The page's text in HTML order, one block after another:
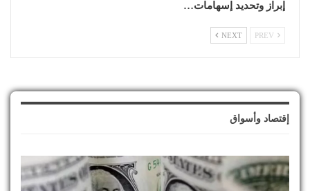
إبراز وتحديد إسهامات…
NEXT
إقتصاد وأسواق